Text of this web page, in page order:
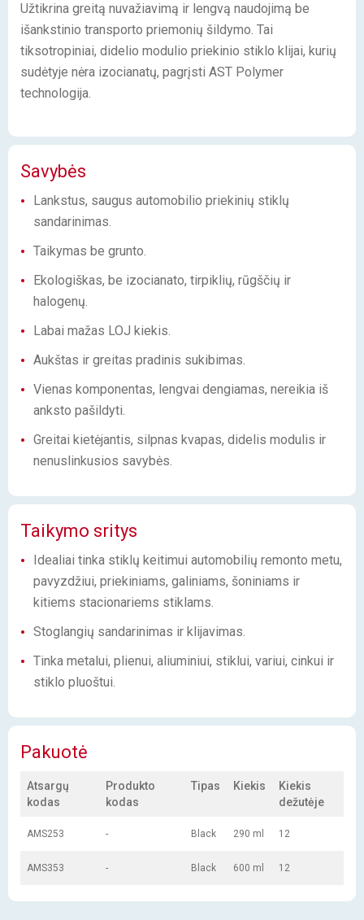
Užtikrina greitą nuvažiavimą ir lengvą naudojimą be
išankstinio transporto priemonių šildymo. Tai
tiksotropiniai, didelio modulio priekinio stiklo klijai, kurių
sudėtyje nėra izocianatų, pagrįsti AST Polymer
technologija.
Savybės
Lankstus, saugus automobilio priekinių stiklų
sandarinimas.
Taikymas be grunto.
Ekologiškas, be izocianato, tirpiklių, rūgščių ir
halogenų.
Labai mažas LOJ kiekis.
Aukštas ir greitas pradinis sukibimas.
Vienas komponentas, lengvai dengiamas, nereikia iš
anksto pašildyti.
Greitai kietėjantis, silpnas kvapas, didelis modulis ir
nenuslinkusios savybės.
Taikymo sritys
Idealiai tinka stiklų keitimui automobilių remonto metu,
pavyzdžiui, priekiniams, galiniams, šoniniams ir
kitiems stacionariems stiklams.
Stoglangių sandarinimas ir klijavimas.
Tinka metalui, plienui, aliuminiui, stiklui, variui, cinkui ir
stiklo pluoštui.
Pakuotė
Atsargų
kodas
Produkto
kodas
Tipas Kiekis
Kiekis
dežutėje
AMS253 - Black 290 ml 12
AMS353 - Black 600 ml 12